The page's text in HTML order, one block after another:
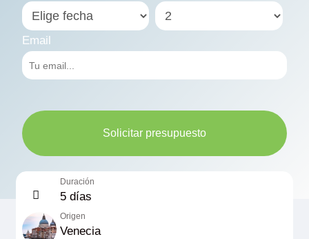
Email
Solicitar presupuesto
Duración
5 días
Origen
Venecia